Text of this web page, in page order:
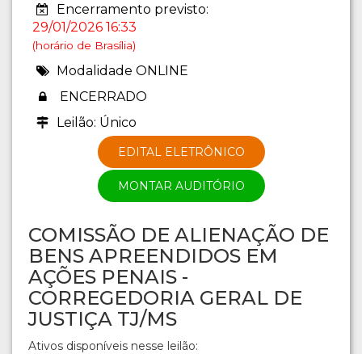
Encerramento previsto:
29/01/2026 16:33
(horário de Brasília)
Modalidade ONLINE
ENCERRADO
Leilão: Único
EDITAL ELETRÔNICO
MONTAR AUDITÓRIO
COMISSÃO DE ALIENAÇÃO DE
BENS APREENDIDOS EM
AÇÕES PENAIS -
CORREGEDORIA GERAL DE
JUSTIÇA TJ/MS
Ativos disponíveis nesse leilão: